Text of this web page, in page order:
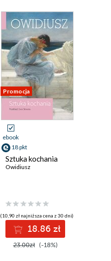
Promocja
ebook
18 pkt
Sztuka kochania
Owidiusz
(10,90 zł najniższa cena z 30 dni)
18.86 zł
23.00zł (-18%)